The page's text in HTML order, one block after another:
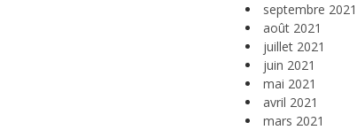
septembre 2021
août 2021
juillet 2021
juin 2021
mai 2021
avril 2021
mars 2021